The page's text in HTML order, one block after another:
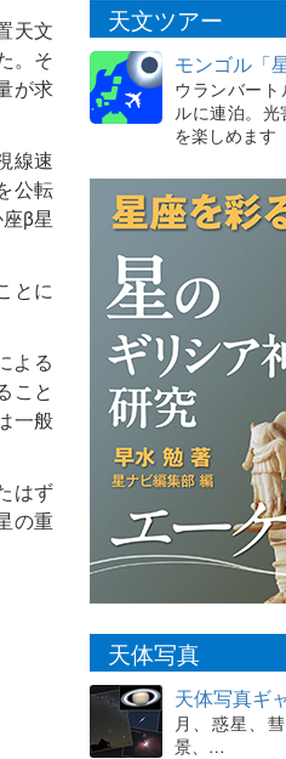
天文
。そ
が求
線速
公転
β星
とに
よる
こと
一般
はず
の重
天文ツアー
モンゴル「
ウランバー
ルに連泊。
を楽しめます
天体写真
天体写真ギ
月、惑星、
景、…